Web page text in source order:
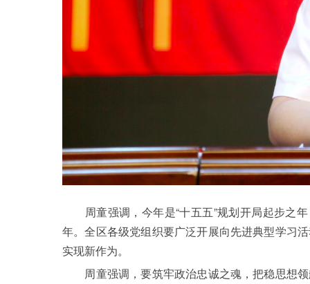
周童强调，今年是“十五五”规划开局起步之年
年。全区各级党组织要广泛开展向先进典型学习
实现新作为。
周童强调，要筑牢政治忠诚之魂，把稳思想领